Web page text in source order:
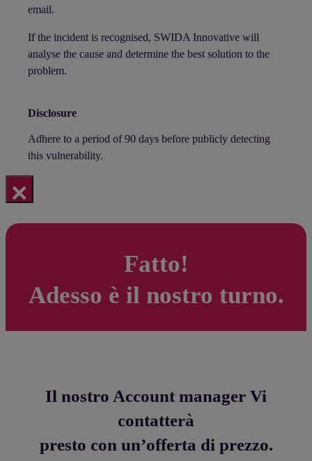
email.
If the incident is recognised, SWIDA Innovative will
analyse the cause and determine the best solution to the
problem.
Disclosure
Adhere to a period of 90 days before publicly detecting
this vulnerability.
×
Fatto!
Adesso è il nostro turno.
Il nostro Account manager Vi
contatterà
presto con un’offerta di prezzo.